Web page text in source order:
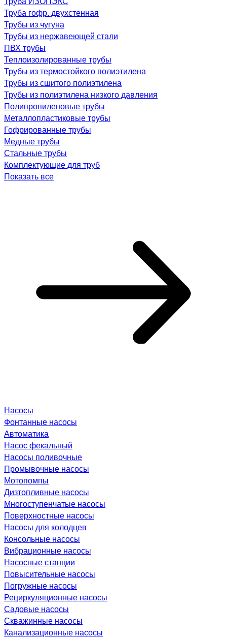
Труба гофр. двухстенная
Трубы из чугуна
Трубы из нержавеющей стали
ПВХ трубы
Теплоизолированные трубы
Трубы из термостойкого полиэтилена
Трубы из сшитого полиэтилена
Трубы из полиэтилена низкого давления
Полипропиленовые трубы
Металлопластиковые трубы
Гофрированные трубы
Медные трубы
Стальные трубы
Комплектующие для труб
Показать все
Насосы
Фонтанные насосы
Автоматика
Насос фекальный
Насосы поливочные
Промывочные насосы
Мотопомпы
Дизтопливные насосы
Многоступенчатые насосы
Поверхностные насосы
Насосы для колодцев
Консольные насосы
Вибрационные насосы
Насосные станции
Повысительные насосы
Погружные насосы
Рециркуляционные насосы
Садовые насосы
Скважинные насосы
Канализационные насосы